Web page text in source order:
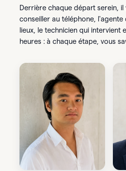
Derrière chaque départ serein, il
conseiller au téléphone, l'agente
lieux, le technicien qui intervient
heures : à chaque étape, vous